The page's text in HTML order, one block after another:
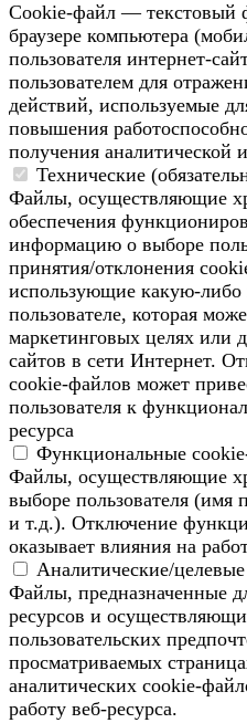
Сookie-файл — текстовый
браузере компьютера
пользователя интернет-
пользователем для
действий, используемые
повышения
получения аналитической
Технические
Файлы, осуществляющие
обеспечения
информацию о выборе
принятия/отклонения
использующие какую-
пользователе, которая
маркетинговых целях или
сайтов в сети Интернет.
cookie-файлов может
пользователя к
ресурса
Функциональные
Файлы, осуществляющие
выборе пользователя (имя
и т.д.). Отключение
оказывает влияния на
Аналитические/
Файлы, предназначенные
ресурсов и
пользовательских
просматриваемых
аналитических cookie-
работу веб-ресурса.